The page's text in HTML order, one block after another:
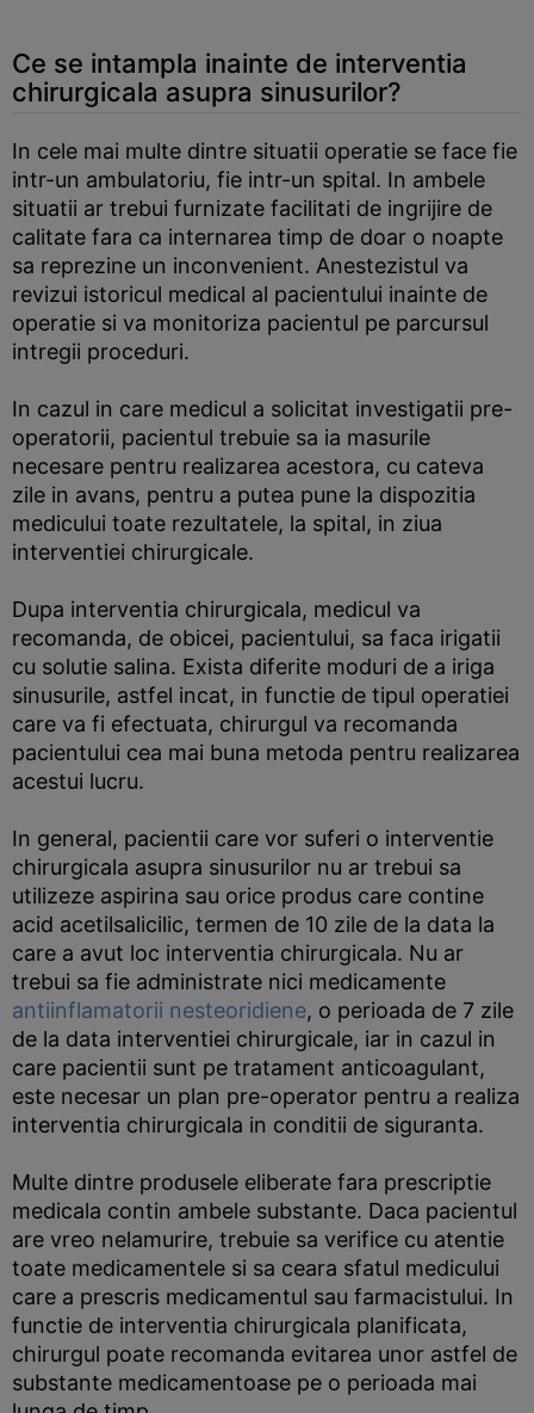
Ce se intampla inainte de interventia
chirurgicala asupra sinusurilor?
In cele mai multe dintre situatii operatie se face fie
intr-un ambulatoriu, fie intr-un spital. In ambele
situatii ar trebui furnizate facilitati de ingrijire de
calitate fara ca internarea timp de doar o noapte
sa reprezine un inconvenient. Anestezistul va
revizui istoricul medical al pacientului inainte de
operatie si va monitoriza pacientul pe parcursul
intregii proceduri.
In cazul in care medicul a solicitat investigatii pre-
operatorii, pacientul trebuie sa ia masurile
necesare pentru realizarea acestora, cu cateva
zile in avans, pentru a putea pune la dispozitia
medicului toate rezultatele, la spital, in ziua
interventiei chirurgicale.
Dupa interventia chirurgicala, medicul va
recomanda, de obicei, pacientului, sa faca irigatii
cu solutie salina. Exista diferite moduri de a iriga
sinusurile, astfel incat, in functie de tipul operatiei
care va fi efectuata, chirurgul va recomanda
pacientului cea mai buna metoda pentru realizarea
acestui lucru.
In general, pacientii care vor suferi o interventie
chirurgicala asupra sinusurilor nu ar trebui sa
utilizeze aspirina sau orice produs care contine
acid acetilsalicilic, termen de 10 zile de la data la
care a avut loc interventia chirurgicala. Nu ar
trebui sa fie administrate nici medicamente
antiinflamatorii nesteoridiene, o perioada de 7 zile
de la data interventiei chirurgicale, iar in cazul in
care pacientii sunt pe tratament anticoagulant,
este necesar un plan pre-operator pentru a realiza
interventia chirurgicala in conditii de siguranta.
Multe dintre produsele eliberate fara prescriptie
medicala contin ambele substante. Daca pacientul
are vreo nelamurire, trebuie sa verifice cu atentie
toate medicamentele si sa ceara sfatul medicului
care a prescris medicamentul sau farmacistului. In
functie de interventia chirurgicala planificata,
chirurgul poate recomanda evitarea unor astfel de
substante medicamentoase pe o perioada mai